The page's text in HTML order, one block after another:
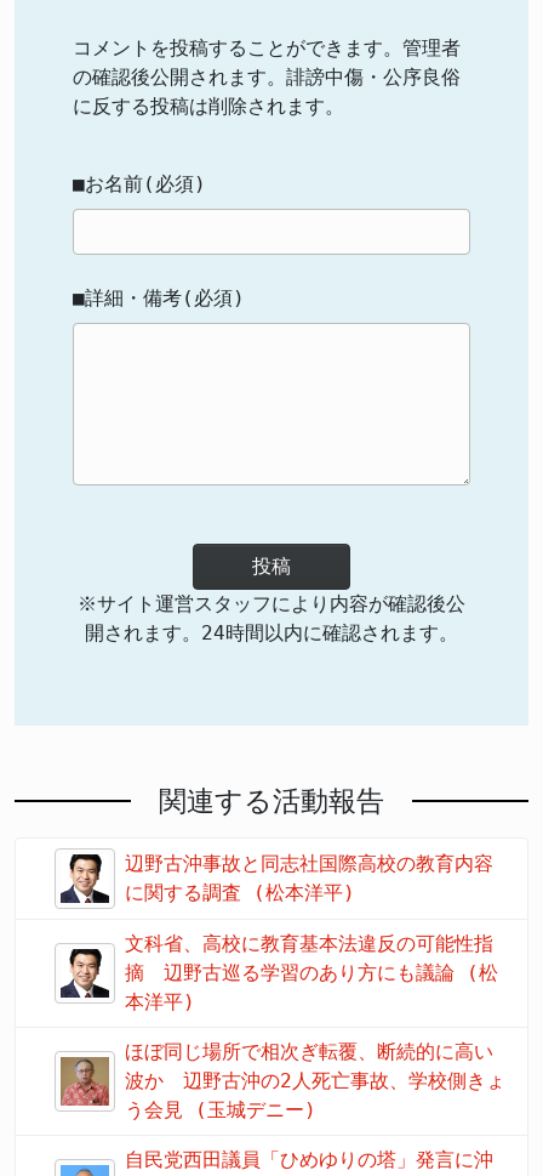
コメントを投稿することができます。管理者
の確認後公開されます。誹謗中傷・公序良俗
に反する投稿は削除されます。
■お名前(必須)
■詳細・備考(必須)
投稿
※サイト運営スタッフにより内容が確認後公
開されます。24時間以内に確認されます。
関連する活動報告
辺野古沖事故と同志社国際高校の教育内容
に関する調査 (松本洋平)
文科省、高校に教育基本法違反の可能性指
摘 辺野古巡る学習のあり方にも議論 (松
本洋平)
ほぼ同じ場所で相次ぎ転覆、断続的に高い
波か 辺野古沖の2人死亡事故、学校側きょ
う会見 (玉城デニー)
自民党西田議員「ひめゆりの塔」発言に沖